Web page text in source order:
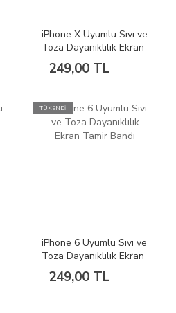
iPhone X Uyumlu Sıvı ve
Toza Dayanıklılık Ekran
Tamir Bandı
249,00 TL
TÜKENDİ
iPhone 6 Uyumlu Sıvı ve
Toza Dayanıklılık Ekran
Tamir Bandı
249,00 TL